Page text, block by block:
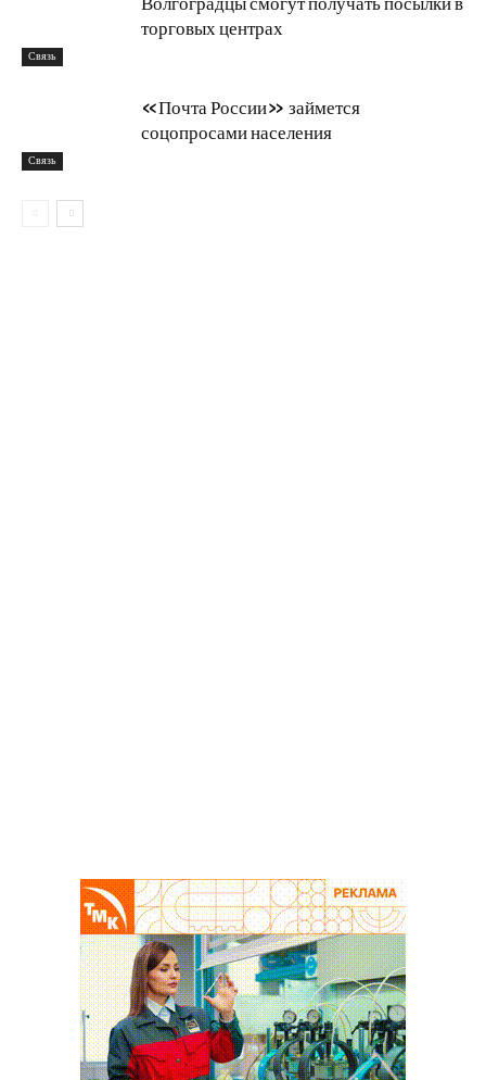
Связь
торговых центрах
Связь
«Почта России» займется
соцопросами населения